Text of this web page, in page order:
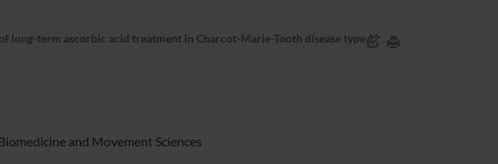
term ascorbic acid treatment in Charcot-Marie-Tooth disease type 1°
and Movement Sciences